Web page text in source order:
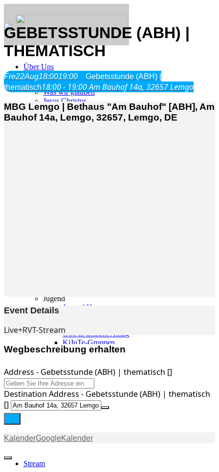
Über Uns
Was wir glauben
Jesus Christus
Geschichte
Jugend
Jugend Home
Gott in deinem Alltag
KiJuTe-Gruppen
Freizeiten 2026
Junge Erwachsene
Junge Erwachsene
Gemeinde Hameln
MBG Hameln
Stream
GEBETSSTUNDE (ABH) |
THEMATISCH
Fre22Aug18:0019:00
Gebetsstunde (ABH) |
thematisch18:00 - 19:00Am Bauhof 14a, 32657 Lemgo
MBG Lemgo | Bethaus "Am Bauhof" [ABH], Am
Bauhof 14a, Lemgo, 32657, Lemgo, DE
Event Details
Live+RVT-Stream
Wegbeschreibung erhalten
Address - Gebetsstunde (ABH) | thematisch []
Destination Address - Gebetsstunde (ABH) | thematisch
[]
KalenderGoogleKalender